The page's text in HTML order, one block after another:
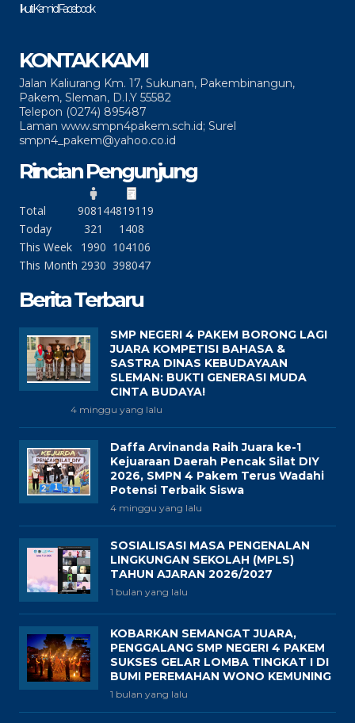
Ikuti Kami di Facebook
KONTAK KAMI
Jalan Kaliurang Km. 17, Sukunan, Pakembinangun,
Pakem, Sleman, D.I.Y 55582
Telepon (0274) 895487
Laman www.smpn4pakem.sch.id; Surel
smpn4_pakem@yahoo.co.id
Rincian Pengunjung
Total 908144819119
Today
321
1408
This Week
1990 104106
This Month 2930 398047
Berita Terbaru
SMP NEGERI 4 PAKEM BORONG LAGI
JUARA KOMPETISI BAHASA &
SASTRA DINAS KEBUDAYAAN
SLEMAN: BUKTI GENERASI MUDA
CINTA BUDAYA!
4 minggu yang lalu
Daffa Arvinanda Raih Juara ke-1
Kejuaraan Daerah Pencak Silat DIY
2026, SMPN 4 Pakem Terus Wadahi
Potensi Terbaik Siswa
4 minggu yang lalu
SOSIALISASI MASA PENGENALAN
LINGKUNGAN SEKOLAH (MPLS)
TAHUN AJARAN 2026/2027
1 bulan yang lalu
KOBARKAN SEMANGAT JUARA,
PENGGALANG SMP NEGERI 4 PAKEM
SUKSES GELAR LOMBA TINGKAT I DI
BUMI PEREMAHAN WONO KEMUNING
1 bulan yang lalu